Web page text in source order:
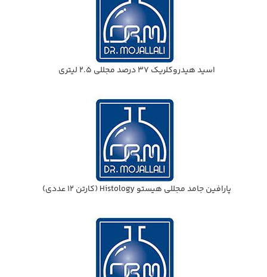
اسيد هيدروكلريك 37 درصد مجللي 2.5 ليتري
پارافين جامد مجللي هيستو Histology (كارتن 12 عددي)